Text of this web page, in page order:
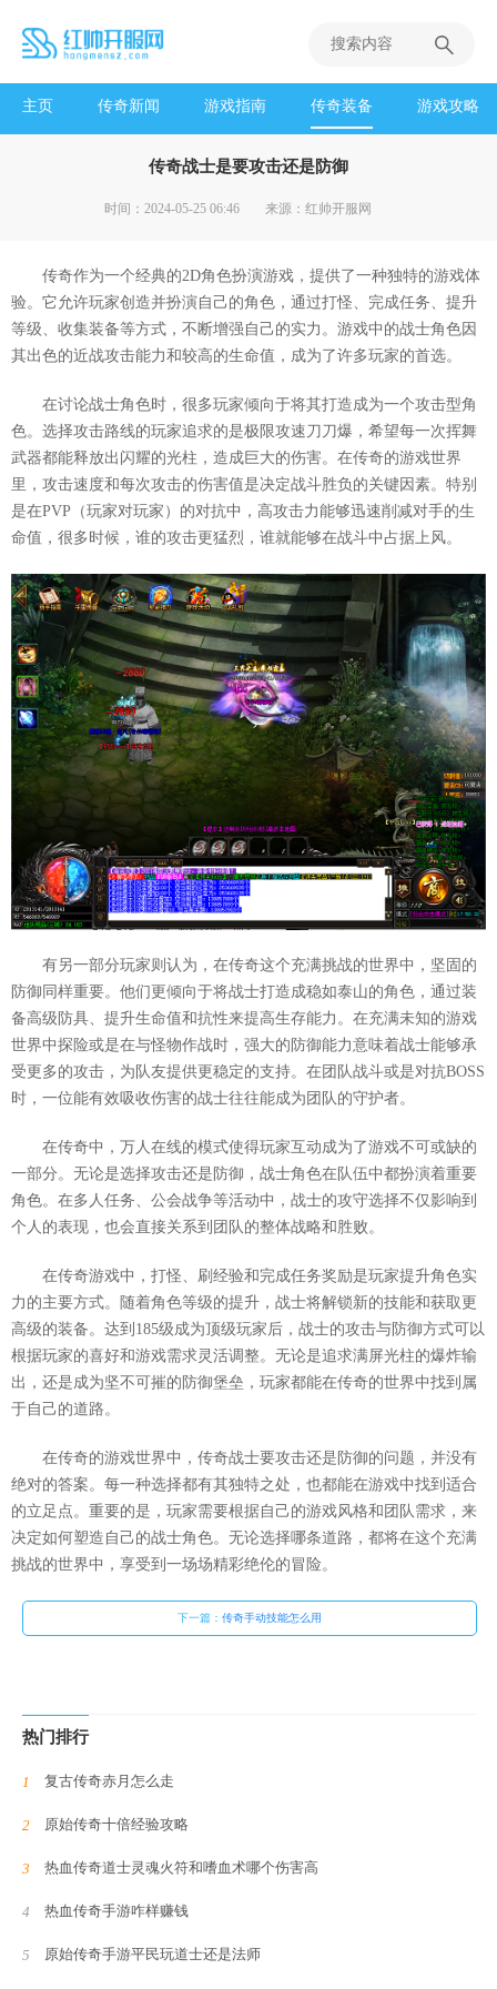
主页 传奇新闻 游戏指南 传奇装备 游戏攻略
传奇战士是要攻击还是防御
时间：2024-05-25 06:46 来源：红帅开服网
传奇作为一个经典的2D角色扮演游戏，提供了一种独特的游戏体
验。它允许玩家创造并扮演自己的角色，通过打怪、完成任务、提升
等级、收集装备等方式，不断增强自己的实力。游戏中的战士角色因
其出色的近战攻击能力和较高的生命值，成为了许多玩家的首选。
在讨论战士角色时，很多玩家倾向于将其打造成为一个攻击型角
色。选择攻击路线的玩家追求的是极限攻速刀刀爆，希望每一次挥舞
武器都能释放出闪耀的光柱，造成巨大的伤害。在传奇的游戏世界
里，攻击速度和每次攻击的伤害值是决定战斗胜负的关键因素。特别
是在PVP（玩家对玩家）的对抗中，高攻击力能够迅速削减对手的生
命值，很多时候，谁的攻击更猛烈，谁就能够在战斗中占据上风。
有另一部分玩家则认为，在传奇这个充满挑战的世界中，坚固的
防御同样重要。他们更倾向于将战士打造成稳如泰山的角色，通过装
备高级防具、提升生命值和抗性来提高生存能力。在充满未知的游戏
世界中探险或是在与怪物作战时，强大的防御能力意味着战士能够承
受更多的攻击，为队友提供更稳定的支持。在团队战斗或是对抗BOSS
时，一位能有效吸收伤害的战士往往能成为团队的守护者。
在传奇中，万人在线的模式使得玩家互动成为了游戏不可或缺的
一部分。无论是选择攻击还是防御，战士角色在队伍中都扮演着重要
角色。在多人任务、公会战争等活动中，战士的攻守选择不仅影响到
个人的表现，也会直接关系到团队的整体战略和胜败。
在传奇游戏中，打怪、刷经验和完成任务奖励是玩家提升角色实
力的主要方式。随着角色等级的提升，战士将解锁新的技能和获取更
高级的装备。达到185级成为顶级玩家后，战士的攻击与防御方式可以
根据玩家的喜好和游戏需求灵活调整。无论是追求满屏光柱的爆炸输
出，还是成为坚不可摧的防御堡垒，玩家都能在传奇的世界中找到属
于自己的道路。
在传奇的游戏世界中，传奇战士要攻击还是防御的问题，并没有
绝对的答案。每一种选择都有其独特之处，也都能在游戏中找到适合
的立足点。重要的是，玩家需要根据自己的游戏风格和团队需求，来
决定如何塑造自己的战士角色。无论选择哪条道路，都将在这个充满
挑战的世界中，享受到一场场精彩绝伦的冒险。
下一篇： 传奇手动技能怎么用
热门排行
复古传奇赤月怎么走
原始传奇十倍经验攻略
热血传奇道士灵魂火符和嗜血术哪个伤害高
热血传奇手游咋样赚钱
原始传奇手游平民玩道士还是法师